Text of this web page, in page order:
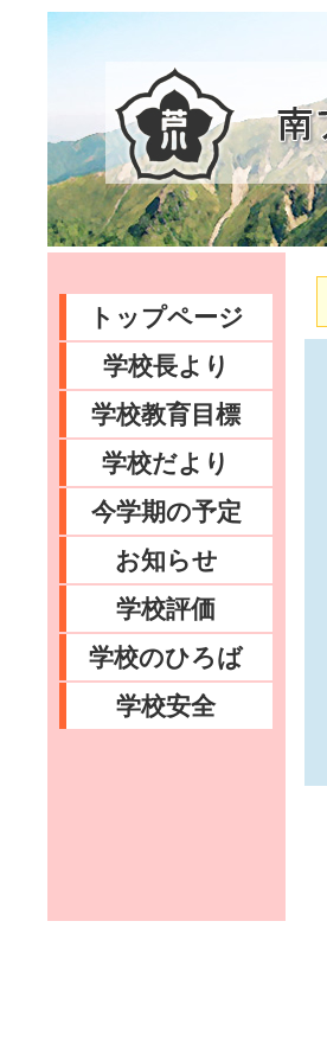
トップページ
学校長より
学校教育目標
学校だより
今学期の予定
お知らせ
学校評価
学校のひろば
学校安全